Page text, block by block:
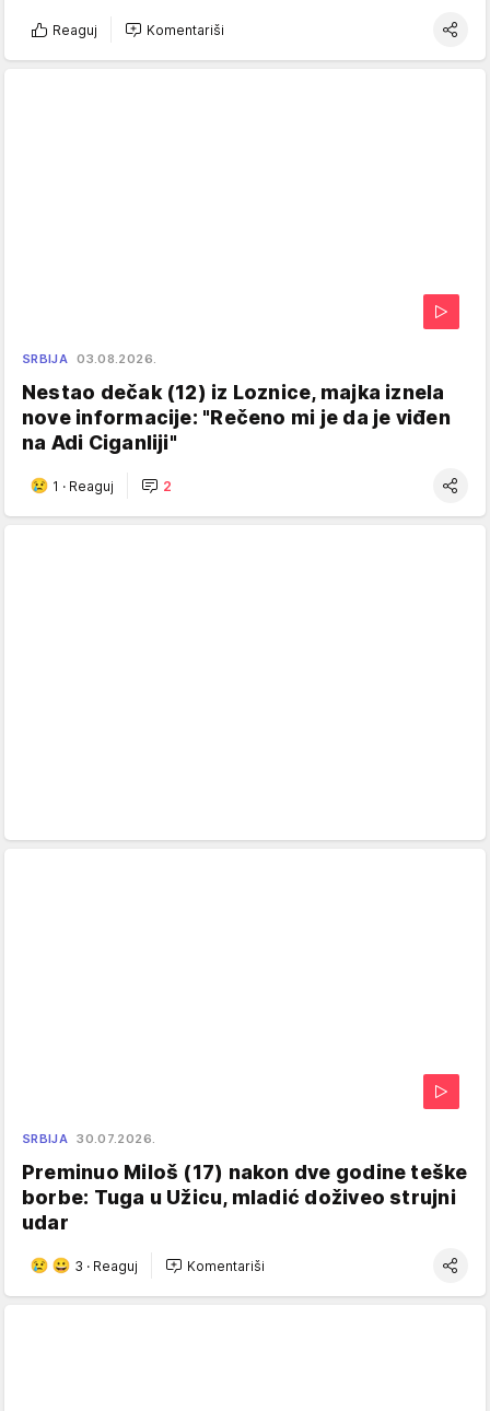
Reaguj Komentariši
SRBIJA 03.08.2026.
Nestao dečak (12) iz Loznice, majka iznela
nove informacije: "Rečeno mi je da je viđen
na Adi Ciganliji"
1 · Reaguj 2
SRBIJA 30.07.2026.
Preminuo Miloš (17) nakon dve godine teške
borbe: Tuga u Užicu, mladić doživeo strujni
udar
3 · Reaguj Komentariši